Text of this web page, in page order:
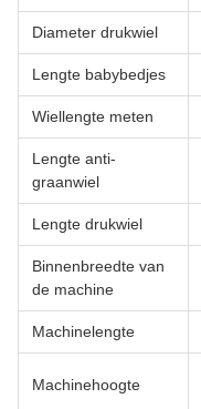
Diameter drukwiel
Lengte babybedjes
Wiellengte meten
Lengte anti-
graanwiel
Lengte drukwiel
Binnenbreedte van
de machine
Machinelengte
Machinehoogte